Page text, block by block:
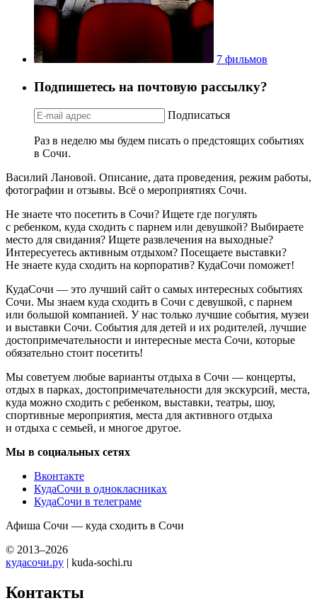
7 фильмов
Подпишетесь на почтовую рассылку?
Подписаться
Раз в неделю мы будем писать о предстоящих событиях
в Сочи.
Василий Лановой. Описание, дата проведения, режим работы,
фотографии и отзывы. Всё о мероприятиях Сочи.
Не знаете что посетить в Сочи? Ищете где погулять
с ребенком, куда сходить с парнем или девушкой? Выбираете
место для свидания? Ищете развлечения на выходные?
Интересуетесь активным отдыхом? Посещаете выставки?
Не знаете куда сходить на корпоратив? КудаСочи поможет!
КудаСочи — это лучший сайт о самых интересных событиях
Сочи. Мы знаем куда сходить в Сочи с девушкой, с парнем
или большой компанией. У нас только лучшие события, музеи
и выставки Сочи. События для детей и их родителей, лучшие
достопримечательности и интересные места Сочи, которые
обязательно стоит посетить!
Мы советуем любые варианты отдыха в Сочи — концерты,
отдых в парках, достопримечательности для экскурсий, места,
куда можно сходить с ребенком, выставки, театры, шоу,
спортивные мероприятия, места для активного отдыха
и отдыха с семьей, и многое другое.
Мы в социальных сетях
Вконтакте
КудаСочи в однокласниках
КудаСочи в телеграме
Афиша Сочи — куда сходить в Сочи
© 2013–2026
кудасочи.ру | kuda-sochi.ru
Контакты